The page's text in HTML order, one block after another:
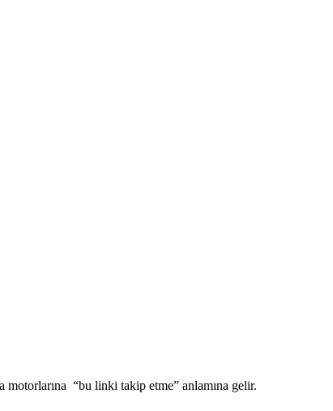
motorlarına “bu linki takip etme” anlamına gelir.